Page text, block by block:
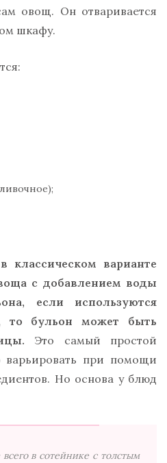
овощ. Он отваривается
шкафу.
варианте
с добавлением воды
если используются
то бульон может быть
Это самый простой
при помощи
Но основа у блюд
в сотейнике с толстым